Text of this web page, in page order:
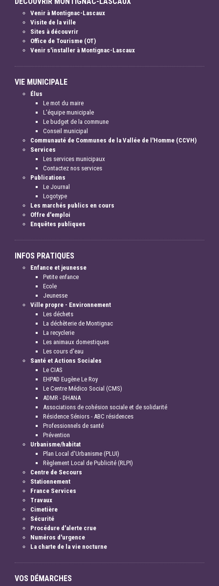
Venir à Montignac-Lascaux
Visite de la ville
Sites à découvrir
Office de Tourisme (OT)
Venir s'installer à Montignac-Lascaux
VIE MUNICIPALE
Élus
Le mot du maire
L'équipe municipale
Le budget de la commune
Conseil municipal
Communauté de Communes de la Vallée de l'Homme (CCVH)
Services
Les services municipaux
Contactez nos services
Publications
Le Journal
Logotype
Les marchés publics en cours
Offre d'emploi
Enquêtes publiques
INFOS PRATIQUES
Enfance et jeunesse
Petite enfance
Ecole
Jeunesse
Ville propre - Environnement
Les déchets
La déchèterie de Montignac
La recyclerie
Les animaux domestiques
Les cours d'eau
Santé et Actions Sociales
Le CIAS
EHPAD Eugène Le Roy
Le Centre Médico Social (CMS)
ADMR - DHANA
Associations de cohésion sociale et de solidarité
Résidence Séniors - ABC résidences
Professionnels de santé
Prévention
Urbanisme/habitat
Plan Local d'Urbanisme (PLUI)
Règlement Local de Publicité (RLPI)
Centre de Secours
Stationnement
France Services
Travaux
Cimetière
Sécurité
Procédure d'alerte crue
Numéros d'urgence
La charte de la vie nocturne
VOS DÉMARCHES